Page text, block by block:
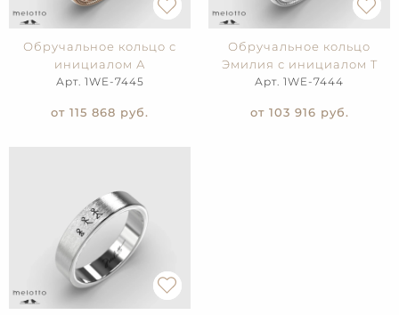
Обручальное кольцо с
инициалом А
Арт. 1WE-7445
от 115 868 руб.
Обручальное кольцо
Эмилия с инициалом T
Арт. 1WE-7444
от 103 916 руб.